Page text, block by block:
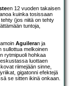
en 12 vuoden takaisen
kuinka tosissaan
(jos niitä on tehty
tuntoja,
Aguileran ja
sullottua melkoinen
rytmipuoli hohkaa
luottaen
riimejään sinne,
gigatonni efektejä
se sitten ikinä onkaan.